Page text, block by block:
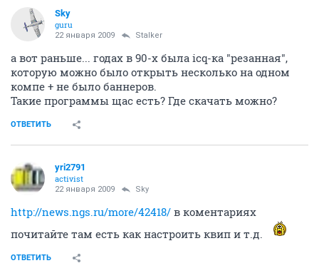
Sky
guru
22 января 2009 Stalker
а вот раньше... годах в 90-х была icq-ка "резанная",
которую можно было открыть несколько на одном
компе + не было баннеров.
Такие программы щас есть? Где скачать можно?
ОТВЕТИТЬ
yri2791
activist
22 января 2009 Sky
http://news.ngs.ru/more/42418/ в коментариях
почитайте там есть как настроить квип и т.д.
ОТВЕТИТЬ